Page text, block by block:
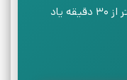
اصلی کتاب‌های مهم دنیا را در کمتر از ۳۰ دقیقه یاد